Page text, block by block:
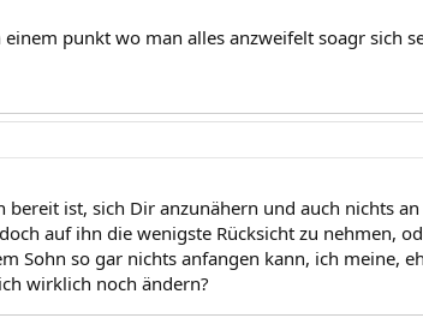
punkt wo man alles anzweifelt soagr sich
bereit ist, sich Dir anzunähern und auch nichts
auf ihn die wenigste Rücksicht zu nehmen,
Sohn so gar nichts anfangen kann, ich meine,
wirklich noch ändern?